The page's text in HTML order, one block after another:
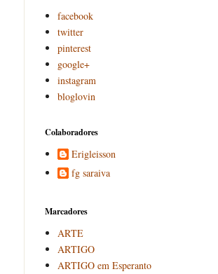
facebook
twitter
pinterest
google+
instagram
bloglovin
Colaboradores
Erigleisson
fg saraiva
Marcadores
ARTE
ARTIGO
ARTIGO em Esperanto